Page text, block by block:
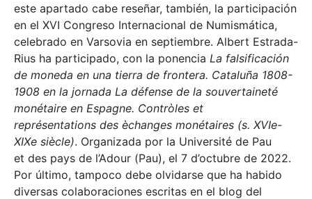
este apartado cabe reseñar, también, la participación
en el XVI Congreso Internacional de Numismática,
celebrado en Varsovia en septiembre. Albert Estrada-
Rius ha participado, con la ponencia La falsificación
de moneda en una tierra de frontera. Cataluña 1808-
1908 en la jornada La défense de la souvertaineté
monétaire en Espagne. Contròles et
représentations des èchanges monétaires (s. XVIe-
XIXe siècle). Organizada por la Université de Pau
et des pays de l’Adour (Pau), el 7 d’octubre de 2022.
Por último, tampoco debe olvidarse que ha habido
diversas colaboraciones escritas en el blog del